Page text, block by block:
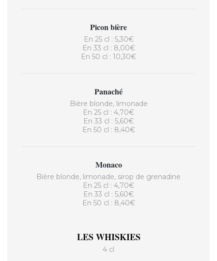
Picon bière
En 25 cl : 5,30€
En 33 cl : 8,00€
En 50 cl : 10,30€
Panaché
Bière blonde, limonade
En 25 cl : 4,70€
En 33 cl : 5,60€
En 50 cl : 8,40€
Monaco
Bière blonde, limonade, sirop de grenadine
En 25 cl : 4,70€
En 33 cl : 5,60€
En 50 cl : 8,40€
LES WHISKIES
4 cl